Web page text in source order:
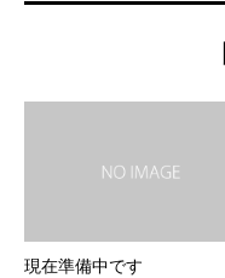
現在準備中です